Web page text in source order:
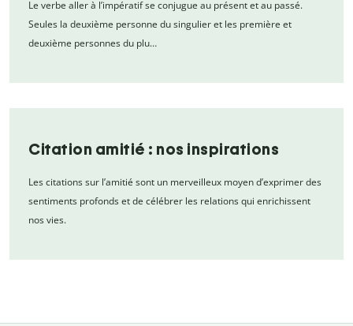
Le verbe aller à l’impératif se conjugue au présent et au passé.
Seules la deuxième personne du singulier et les première et
deuxième personnes du plu…
Citation amitié : nos inspirations
Les citations sur l’amitié sont un merveilleux moyen d’exprimer des
sentiments profonds et de célébrer les relations qui enrichissent
nos vies.